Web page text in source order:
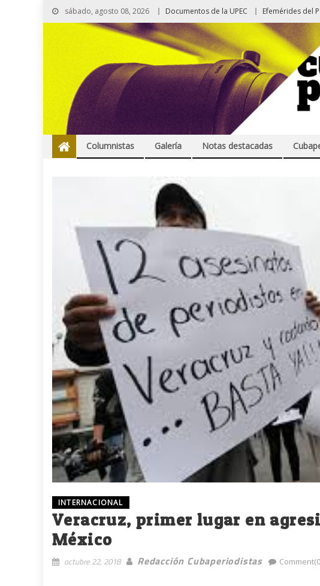
sábado, agosto 08, 2026 Documentos de la UPEC Efemérides del
Columnistas Galería Notas destacadas
INTERNACIONAL
Veracruz, primer lugar en
México
octubre 22, 2018 Redacción Cubaperiodistas